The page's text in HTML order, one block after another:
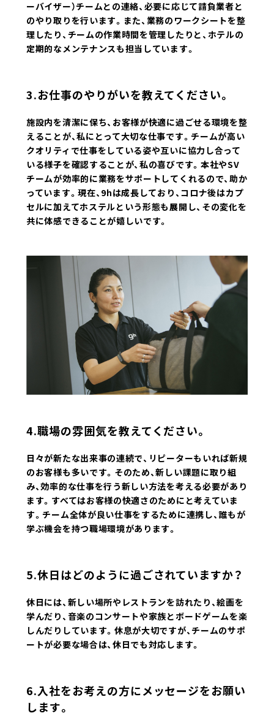
ーバイザー）チームとの連絡、必要に応じて請負業者と
のやり取りを行います。また、業務のワークシートを整
理したり、チームの作業時間を管理したりと、ホテルの
定期的なメンテナンスも担当しています。
3.お仕事のやりがいを教えてください。
施設内を清潔に保ち、お客様が快適に過ごせる環境を整
えることが、私にとって大切な仕事です。チームが高い
クオリティで仕事をしている姿や互いに協力し合って
いる様子を確認することが、私の喜びです。本社やSV
チームが効率的に業務をサポートしてくれるので、助か
っています。現在、9hは成長しており、コロナ後はカプ
セルに加えてホステルという形態も展開し、その変化を
共に体感できることが嬉しいです。
4.職場の雰囲気を教えてください。
日々が新たな出来事の連続で、リピーターもいれば新規
のお客様も多いです。そのため、新しい課題に取り組
み、効率的な仕事を行う新しい方法を考える必要があり
ます。すべてはお客様の快適さのためにと考えていま
す。チーム全体が良い仕事をするために連携し、誰もが
学ぶ機会を持つ職場環境があります。
5.休日はどのように過ごされていますか？
休日には、新しい場所やレストランを訪れたり、絵画を
学んだり、音楽のコンサートや家族とボードゲームを楽
しんだりしています。休息が大切ですが、チームのサポ
ートが必要な場合は、休日でも対応します。
6.入社をお考えの方にメッセージをお願い
します。